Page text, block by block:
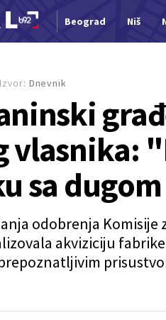
Beograd Niš
vlasnika:
sa
odobrenja
akviziciju
Izvor: Dnevnik